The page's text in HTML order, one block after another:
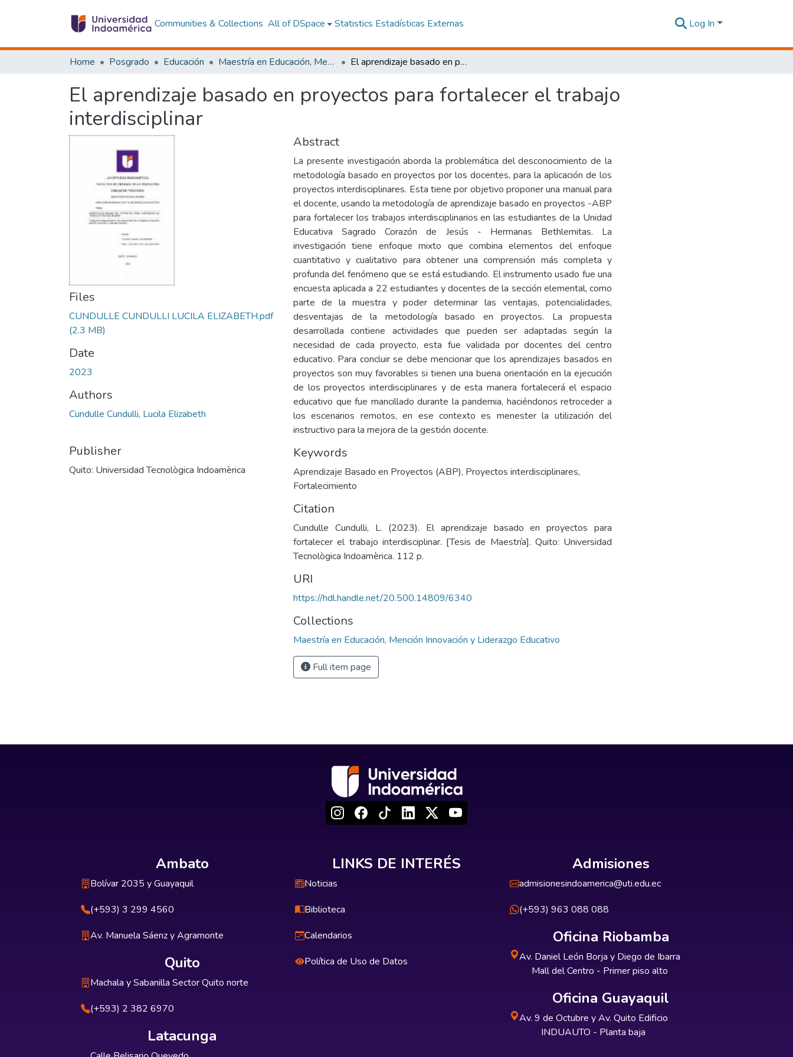
Communities & Collections All of DSpace Statistics Estadísticas Externas Log In
Home Posgrado Educación Maestría en Educación, Mención Innovación y Liderazgo Educativo El aprendizaje basado en proyectos para fortalecer el trabajo interdisciplinar
El aprendizaje basado en proyectos para fortalecer el trabajo
interdisciplinar
Files
CUNDULLE CUNDULLI LUCILA ELIZABETH.pdf
(2.3 MB)
Date
2023
Authors
Cundulle Cundulli, Lucila Elizabeth
Publisher
Quito: Universidad Tecnològica Indoamèrica
Abstract
La presente investigación aborda la problemática del desconocimiento de la
metodología basado en proyectos por los docentes, para la aplicación de los
proyectos interdisciplinares. Esta tiene por objetivo proponer una manual para
el docente, usando la metodología de aprendizaje basado en proyectos -ABP
para fortalecer los trabajos interdisciplinarios en las estudiantes de la Unidad
Educativa Sagrado Corazón de Jesús - Hermanas Bethlemitas. La
investigación tiene enfoque mixto que combina elementos del enfoque
cuantitativo y cualitativo para obtener una comprensión más completa y
profunda del fenómeno que se está estudiando. El instrumento usado fue una
encuesta aplicada a 22 estudiantes y docentes de la sección elemental, como
parte de la muestra y poder determinar las ventajas, potencialidades,
desventajas de la metodología basado en proyectos. La propuesta
desarrollada contiene actividades que pueden ser adaptadas según la
necesidad de cada proyecto, esta fue validada por docentes del centro
educativo. Para concluir se debe mencionar que los aprendizajes basados en
proyectos son muy favorables si tienen una buena orientación en la ejecución
de los proyectos interdisciplinares y de esta manera fortalecerá el espacio
educativo que fue mancillado durante la pandemia, haciéndonos retroceder a
los escenarios remotos, en ese contexto es menester la utilización del
instructivo para la mejora de la gestión docente.
Keywords
Aprendizaje Basado en Proyectos (ABP), Proyectos interdisciplinares,
Fortalecimiento
Citation
Cundulle Cundulli, L. (2023). El aprendizaje basado en proyectos para
fortalecer el trabajo interdisciplinar. [Tesis de Maestría]. Quito: Universidad
Tecnològica Indoamèrica. 112 p.
URI
https://hdl.handle.net/20.500.14809/6340
Collections
Maestría en Educación, Mención Innovación y Liderazgo Educativo
Full item page
Ambato
Bolívar 2035 y Guayaquil
(+593) 3 299 4560
Av. Manuela Sáenz y Agramonte
Quito
Machala y Sabanilla Sector Quito norte
(+593) 2 382 6970
Latacunga
LINKS DE INTERÉS
Noticias
Biblioteca
Calendarios
Política de Uso de Datos
Admisiones
admisionesindoamerica@uti.edu.ec
(+593) 963 088 088
Oficina Riobamba
Av. Daniel León Borja y Diego de Ibarra
Mall del Centro - Primer piso alto
Oficina Guayaquil
Av. 9 de Octubre y Av. Quito Edificio
INDUAUTO - Planta baja